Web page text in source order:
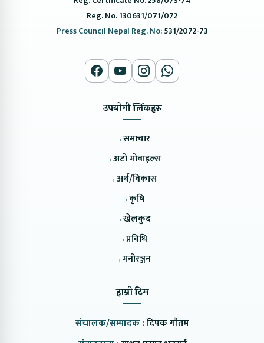
Reg. No. 130631/071/072
Press Council Nepal Reg. No:531/2072-73
उपयोगी लिंकहरु
→समाचार
→अटो मोवाइल्स
→अर्थ/विकास
→कृषि
→खेलकुद
→प्रविधि
→मनोरञ्जन
हाम्रो टिम
संचालक/सम्पादक :दिपक गौतम